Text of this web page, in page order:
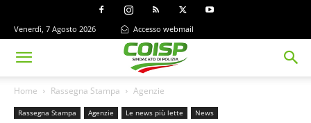
Venerdì, 7 Agosto 2026 Accesso webmail
Home Rassegna Stampa Agenzie
Rassegna Stampa Agenzie Le news più lette News